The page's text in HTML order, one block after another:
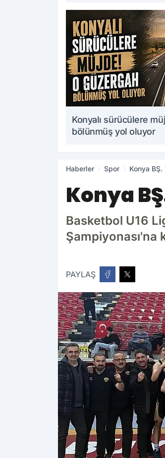
Konyalı sürücülere
bölünmüş yol oluyor
Haberler Spor Konya
Konya
Basketbol U16
Şampiyonası'na
PAYLAŞ